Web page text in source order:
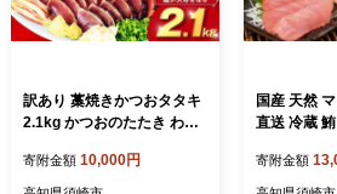
訳あり 藁焼きかつおタタキ
2.1kg かつおのたたき わら
冷凍 真空 小分け 個包装 お
つまみ おかず 惣菜 晩ごは
寄附金額 10,000円
国産 天然
直送 冷蔵
産マグロ 海
ず 冷蔵マグ
寄附金額